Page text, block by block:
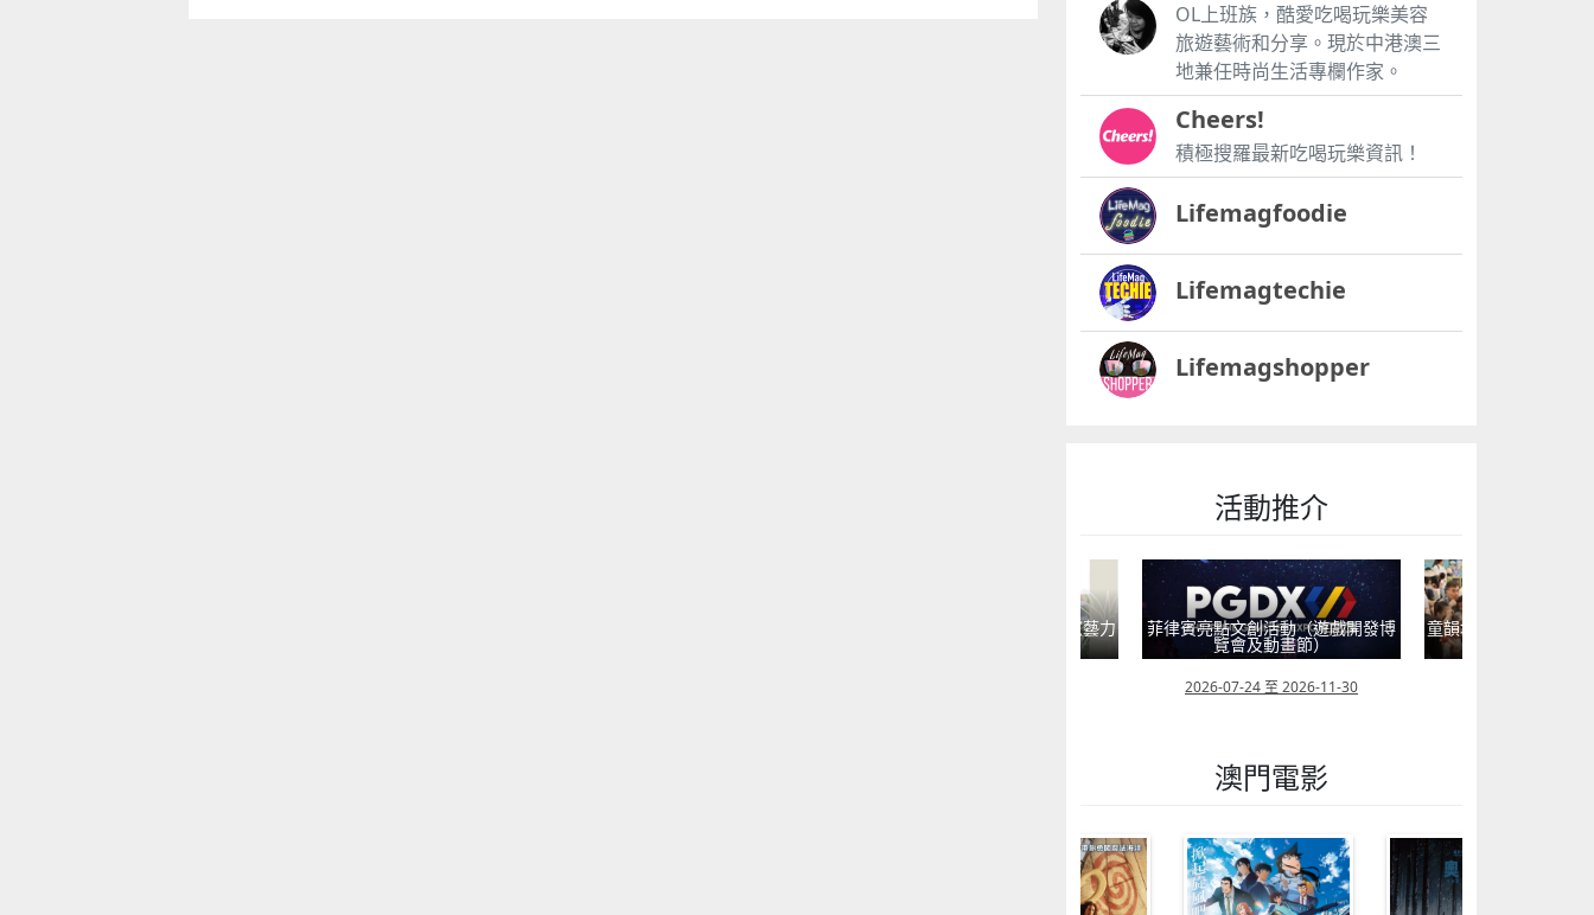
OL上班族，酷愛吃喝玩樂美容
旅遊藝術和分享。現於中港澳三
地兼任時尚生活專欄作家。
Cheers!
積極搜羅最新吃喝玩樂資訊！
Lifemagfoodie
Lifemagtechie
Lifemagshopper
活動推介
方舟澳門藝術學會呈獻2026《藝力 菲律賓亮點文創活動（遊戲開發博
覽會及動畫節）
2026-07-24 至 2026-11-30
童韻培育系列“星海星
澳門電影